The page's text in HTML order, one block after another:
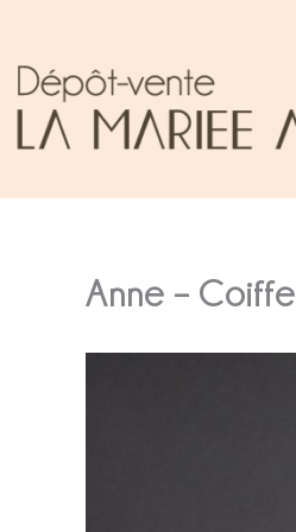
contenu
Anne – Coiffe